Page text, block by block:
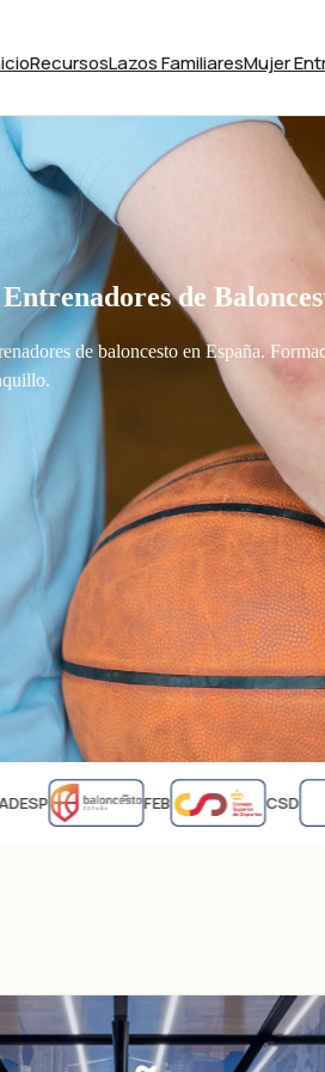
RecursosLazos FamiliaresMujer
de
de baloncesto en España.
FEB CSD